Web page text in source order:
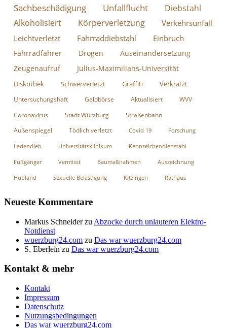
Sachbeschädigung Unfallflucht
Diebstahl
Alkoholisiert
Körperverletzung Verkehrsunfall
Leichtverletzt Fahrraddiebstahl Einbruch
Fahrradfahrer Drogen
Auseinandersetzung
Zeugenaufruf
Julius-Maximilians-Universität
Diskothek Schwerverletzt Graffiti Verkratzt
Untersuchungshaft Geldbörse Aktualisiert
WVV
Coronavirus
Stadt Würzburg Straßenbahn
Außenspiegel Tödlich verletzt Covid 19 Forschung
Ladendieb Universitätsklinikum Kennzeichendiebstahl
Fußgänger Vermisst Baumaßnahmen Auszeichnung
Hubland Sexuelle Belästigung Kitzingen Rathaus
Neueste Kommentare
Markus Schneiderzu Abzocke durch unlauteren Elektro-
Notdienst
wuerzburg24.com zu Das war wuerzburg24.com
S. Eberlein zu Das war wuerzburg24.com
Kontakt & mehr
Kontakt
Impressum
Datenschutz
Nutzungsbedingungen
Das war wuerzburg24.com